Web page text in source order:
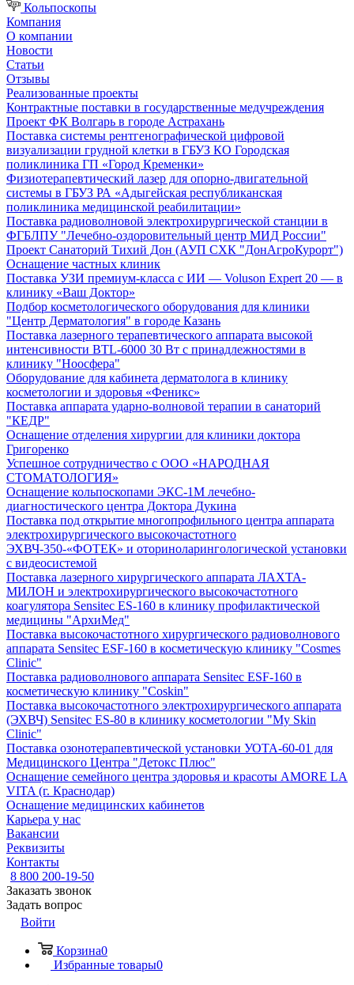
Кольпоскопы
Компания
О компании
Новости
Статьи
Отзывы
Реализованные проекты
Контрактные поставки в государственные медучреждения
Проект ФК Волгарь в городе Астрахань
Поставка системы рентгенографической цифровой
визуализации грудной клетки в ГБУЗ КО Городская
поликлиника ГП «Город Кременки»
Физиотерапевтический лазер для опорно-двигательной
системы в ГБУЗ РА «Адыгейская республиканская
поликлиника медицинской реабилитации»
Поставка радиоволновой электрохирургической станции в
ФГБЛПУ "Лечебно-оздоровительный центр МИД России"
Проект Санаторий Тихий Дон (АУП СХК "ДонАгроКурорт")
Оснащение частных клиник
Поставка УЗИ премиум-класса с ИИ — Voluson Expert 20 — в
клинику «Ваш Доктор»
Подбор косметологического оборудования для клиники
"Центр Дерматология" в городе Казань
Поставка лазерного терапевтического аппарата высокой
интенсивности BTL-6000 30 Вт с принадлежностями в
клинику "Ноосфера"
Оборудование для кабинета дерматолога в клинику
косметологии и здоровья «Феникс»
Поставка аппарата ударно-волновой терапии в санаторий
"КЕДР"
Оснащение отделения хирургии для клиники доктора
Григоренко
Успешное сотрудничество с ООО «НАРОДНАЯ
СТОМАТОЛОГИЯ»
Оснащение кольпоскопами ЭКС-1М лечебно-
диагностического центра Доктора Дукина
Поставка под открытие многопрофильного центра аппарата
электрохирургического высокочастотного
ЭХВЧ-350-«ФОТЕК» и оториноларингологической установки
с видеосистемой
Поставка лазерного хирургического аппарата ЛАХТА-
МИЛОН и электрохирургического высокочастотного
коагулятора Sensitec ES-160 в клинику профилактической
медицины "АрхиМед"
Поставка высокочастотного хирургического радиоволнового
аппарата Sensitec ESF-160 в косметическую клинику "Cosmes
Clinic"
Поставка радиоволнового аппарата Sensitec ESF-160 в
косметическую клинику "Coskin"
Поставка высокочастотного электрохирургического аппарата
(ЭХВЧ) Sensitec ES-80 в клинику косметологии "My Skin
Clinic"
Поставка озонотерапевтической установки УОТА-60-01 для
Медицинского Центра "Детокс Плюс"
Оснащение семейного центра здоровья и красоты AMORE LA
VITA (г. Краснодар)
Оснащение медицинских кабинетов
Карьера у нас
Вакансии
Реквизиты
Контакты
8 800 200-19-50
Заказать звонок
Задать вопрос
Войти
Корзина0
Избранные товары0